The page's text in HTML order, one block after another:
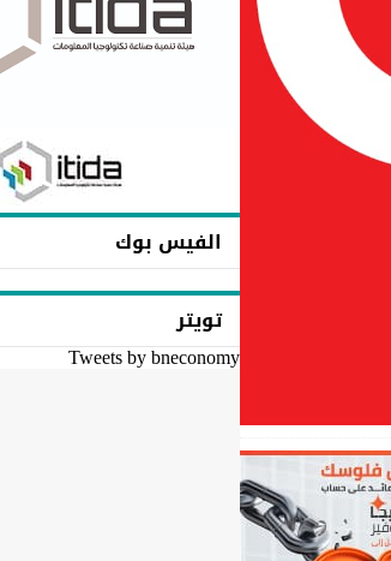
الفيس بوك
تويتر
Tweets by bneconomy